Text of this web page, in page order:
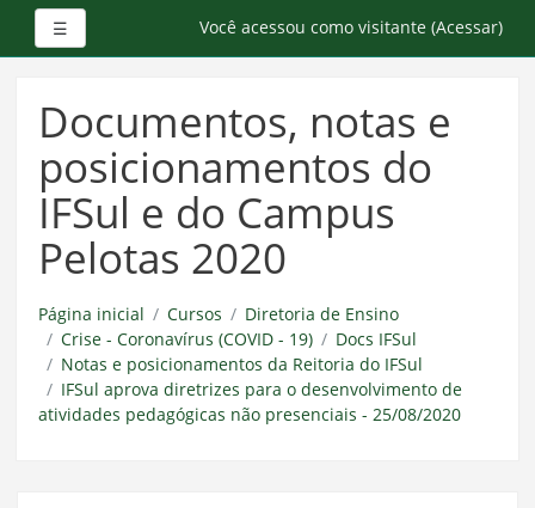
principal
☰ Você acessou como visitante (Acessar)
Documentos, notas e
posicionamentos do
IFSul e do Campus
Pelotas 2020
Página inicial Cursos
Diretoria de Ensino
Crise - Coronavírus (COVID - 19)
Docs IFSul
Notas e posicionamentos da Reitoria do IFSul
IFSul aprova diretrizes para o desenvolvimento de
atividades pedagógicas não presenciais - 25/08/2020